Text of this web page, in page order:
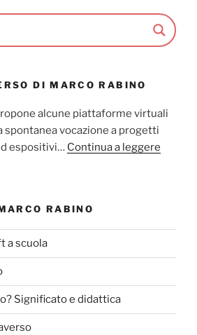
DI MARCO RABINO
alcune piattaforme virtuali
spontanea vocazione a progetti
espositivi… Continua a leggere
RABINO
a scuola
Significato e didattica